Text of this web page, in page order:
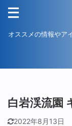
オススメの情報やア
白岩渓流園
2022年8月13日